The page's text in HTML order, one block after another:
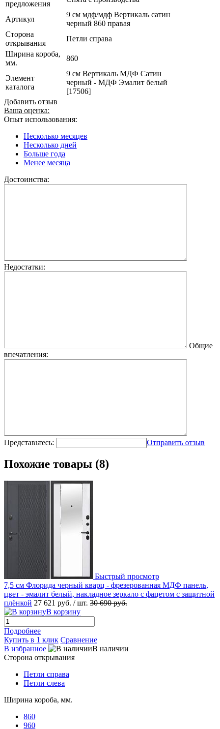
предложения
Артикул
9 см мдф/мдф Вертикаль сатин
черный 860 правая
Сторона
открывания
Петли справа
Ширина короба,
мм.
860
Элемент
каталога
9 см Вертикаль МДФ Сатин
черный - МДФ Эмалит белый
[17506]
Добавить отзыв
Ваша оценка:
Опыт использования:
Несколько месяцев
Несколько дней
Больше года
Менее месяца
Достоинства:
Недостатки:
Общие
впечатления:
Представьтесь: Отправить отзыв
Похожие товары (8)
Быстрый просмотр
7,5 см Флорида черный кварц - фрезерованная МДФ панель,
цвет - эмалит белый, накладное зеркало с фацетом с защитной
плёнкой 27 621 руб. / шт. 30 690 руб.
В корзину
Подробнее
Купить в 1 клик Сравнение
В избранное
В наличии
Сторона открывания
Петли справа
Петли слева
Ширина короба, мм.
860
960